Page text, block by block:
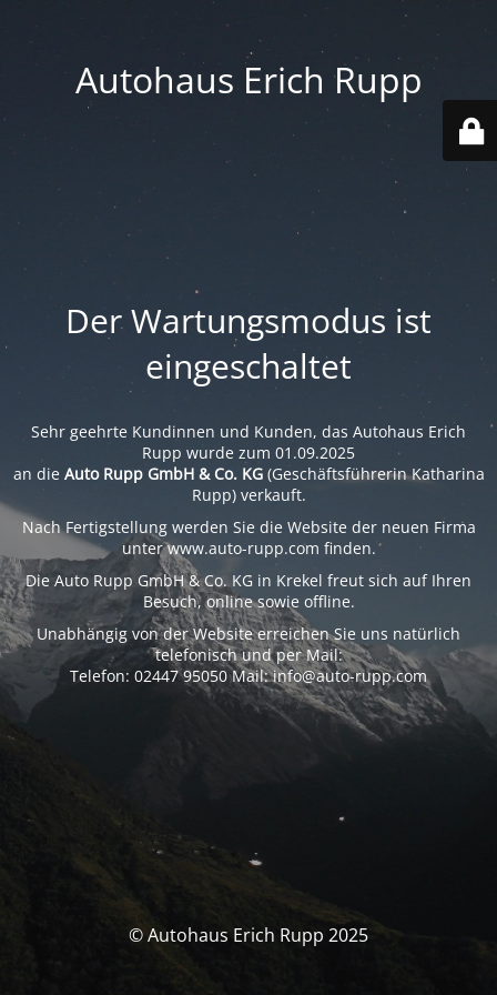
Autohaus Erich Rupp
Der Wartungsmodus ist
eingeschaltet
Sehr geehrte Kundinnen und Kunden, das Autohaus Erich
Rupp wurde zum 01.09.2025
an die Auto Rupp GmbH & Co. KG(Geschäftsführerin Katharina
Rupp) verkauft.
Nach Fertigstellung werden Sie die Website der neuen Firma
unter www.auto-rupp.com finden.
Die Auto Rupp GmbH & Co. KG in Krekel freut sich auf Ihren
Besuch, online sowie offline.
Unabhängig von der Website erreichen Sie uns natürlich
telefonisch und per Mail:
Telefon: 02447 95050 Mail: info@auto-rupp.com
© Autohaus Erich Rupp 2025